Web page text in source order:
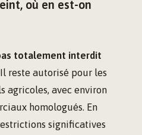
où en est-on
totalement interdit
reste autorisé pour les
agricoles, avec environ
homologués. En
significatives